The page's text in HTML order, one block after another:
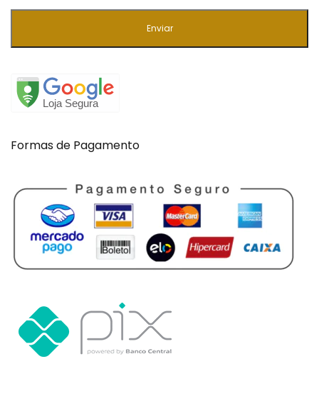
Enviar
Formas de Pagamento